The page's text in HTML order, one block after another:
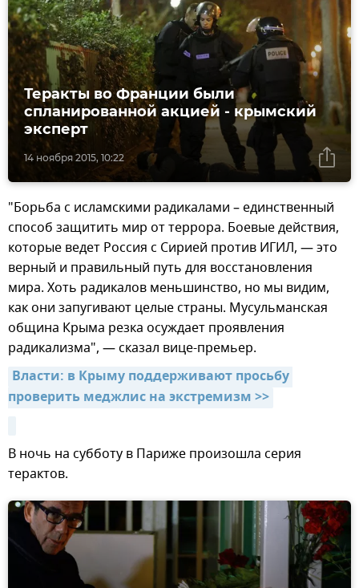
14 ноября 2015, 10:22
Теракты во Франции были
спланированной акцией - крымский
эксперт
"Борьба с исламскими радикалами – единственный
способ защитить мир от террора. Боевые действия,
которые ведет Россия с Сирией против ИГИЛ, — это
верный и правильный путь для восстановления
мира. Хоть радикалов меньшинство, но мы видим,
как они запугивают целые страны. Мусульманская
община Крыма резка осуждает проявления
радикализма", — сказал вице-премьер.
Власти: в Крыму поддерживают просьбу
проверить меджлис на экстремизм >>
В ночь на субботу в Париже произошла серия
терактов.